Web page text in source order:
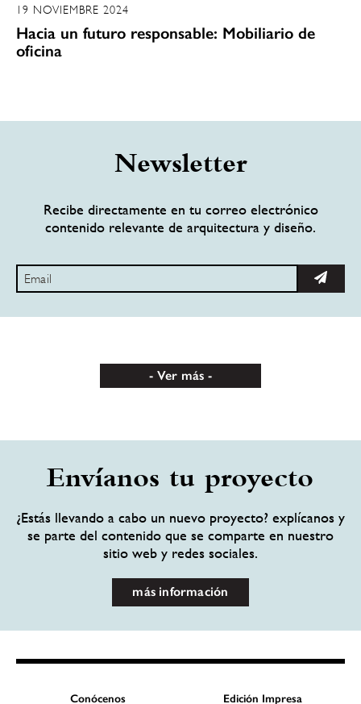
19 NOVIEMBRE 2024
Hacia un futuro responsable: Mobiliario de
oficina
Newsletter
Recibe directamente en tu correo electrónico
contenido relevante de arquitectura y diseño.
Ver más
Envíanos tu proyecto
¿Estás llevando a cabo un nuevo proyecto? explícanos y
se parte del contenido que se comparte en nuestro
sitio web y redes sociales.
más información
Conócenos Edición Impresa